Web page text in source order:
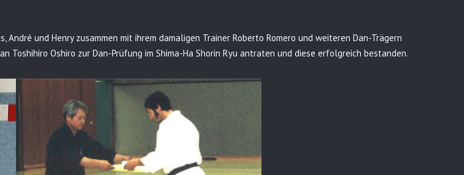
und Henry zusammen mit ihrem damaligen Trainer Roberto Romero und weiteren Dan-Trägern
Toshihiro Oshiro zur Dan-Prüfung im Shima-Ha Shorin Ryu antraten und diese erfolgreich bestanden.